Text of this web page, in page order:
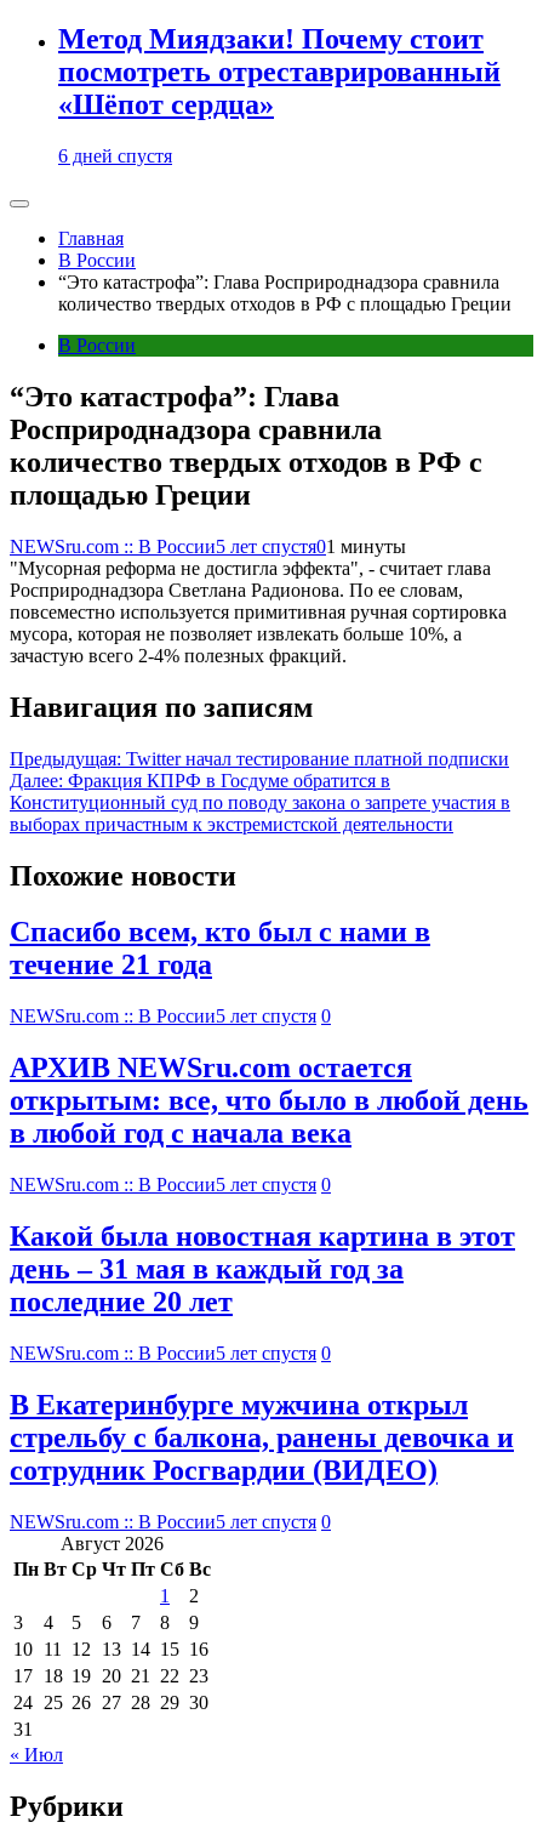
Метод Миядзаки! Почему стоит
посмотреть отреставрированный
«Шёпот сердца»
6 дней спустя
Главная
В России
“Это катастрофа”: Глава Росприроднадзора сравнила
количество твердых отходов в РФ с площадью Греции
В России
“Это катастрофа”: Глава
Росприроднадзора сравнила
количество твердых отходов в РФ с
площадью Греции
NEWSru.com :: В России5 лет спустя01 минуты
"Мусорная реформа не достигла эффекта", - считает глава
Росприроднадзора Светлана Радионова. По ее словам,
повсеместно используется примитивная ручная сортировка
мусора, которая не позволяет извлекать больше 10%, а
зачастую всего 2-4% полезных фракций.
Навигация по записям
Предыдущая: Twitter начал тестирование платной подписки
Далее: Фракция КПРФ в Госдуме обратится в
Конституционный суд по поводу закона о запрете участия в
выборах причастным к экстремистской деятельности
Похожие новости
Спасибо всем, кто был с нами в
течение 21 года
NEWSru.com :: В России5 лет спустя 0
АРХИВ NEWSru.com остается
открытым: все, что было в любой день
в любой год с начала века
NEWSru.com :: В России5 лет спустя 0
Какой была новостная картина в этот
день – 31 мая в каждый год за
последние 20 лет
NEWSru.com :: В России5 лет спустя 0
В Екатеринбурге мужчина открыл
стрельбу с балкона, ранены девочка и
сотрудник Росгвардии (ВИДЕО)
NEWSru.com :: В России5 лет спустя 0
Август 2026
Пн Вт Ср Чт Пт Сб Вс
1
2
3
4 5 6 7 8
9
10 11 12 13 14 15 16
17 18 19 20 21 22 23
24 25 26 27 28 29 30
31
« Июл
Рубрики